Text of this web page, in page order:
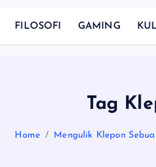
FILOSOFI GAMING
Tag
Home Mengulik Klepon